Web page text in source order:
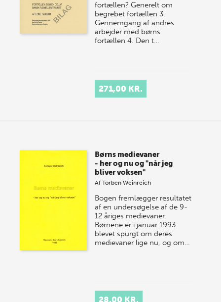
fortællen? Generelt om
begrebet fortællen 3.
Gennemgang af andres
arbejder med børns
fortællen 4. Den t…
271,00 KR.
Børns medievaner
- her og nu og "når jeg
bliver voksen"
AfTorben Weinreich
Bogen fremlægger resultatet
af en undersøgelse af de 9-
12 åriges medievaner.
Børnene er i januar 1993
blevet spurgt om deres
medievaner lige nu, og om…
28,00 KR.